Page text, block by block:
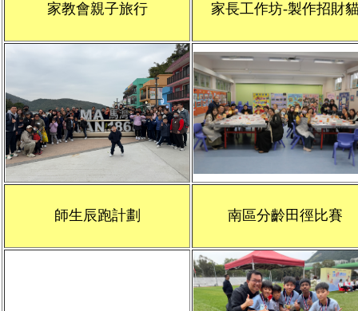
家教會親子旅行 家長工作坊-製作招財
師生辰跑計劃 南區分齡田徑比賽